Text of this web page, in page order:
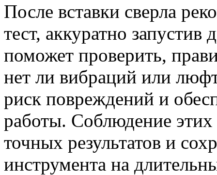
После вставки сверла
тест, аккуратно запустив
поможет проверить,
нет ли вибраций или
риск повреждений и
работы. Соблюдение этих
точных результатов и
инструмента на